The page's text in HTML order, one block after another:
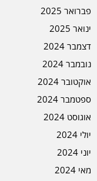
פברואר 2025
ינואר 2025
דצמבר 2024
נובמבר 2024
אוקטובר 2024
ספטמבר 2024
אוגוסט 2024
יולי 2024
יוני 2024
מאי 2024